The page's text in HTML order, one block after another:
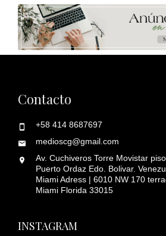
Contacto
+58 414 8687697
medioscg@gmail.com
Av. Cuchiveros Torre Movistar piso
Puerto Ordaz Edo. Bolivar.
Miami Adress | 6010 NW 170
Miami Florida 33015
INSTAGRAM